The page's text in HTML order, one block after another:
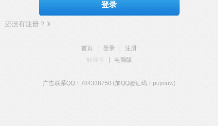
登录
还没有注册？
首页 登录
注册
触屏版
电脑版
广告联系QQ：784338750 (加QQ验证码：puyouw)